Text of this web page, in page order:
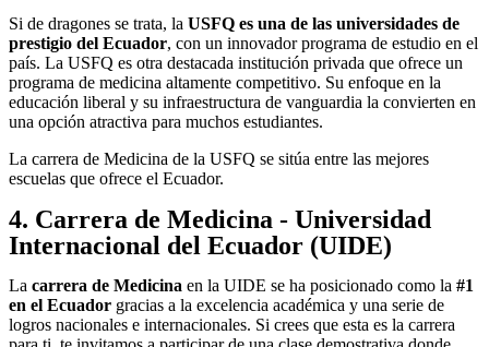
Si de dragones se trata, la USFQ es una de las universidades de
prestigio del Ecuador, con un innovador programa de estudio en el
país. La USFQ es otra destacada institución privada que ofrece un
programa de medicina altamente competitivo. Su enfoque en la
educación liberal y su infraestructura de vanguardia la convierten en
una opción atractiva para muchos estudiantes.
La carrera de Medicina de la USFQ se sitúa entre las mejores
escuelas que ofrece el Ecuador.
4. Carrera de Medicina - Universidad
Internacional del Ecuador (UIDE)
La carrera de Medicina en la UIDE se ha posicionado como la #1
en el Ecuador gracias a la excelencia académica y una serie de
logros nacionales e internacionales. Si crees que esta es la carrera